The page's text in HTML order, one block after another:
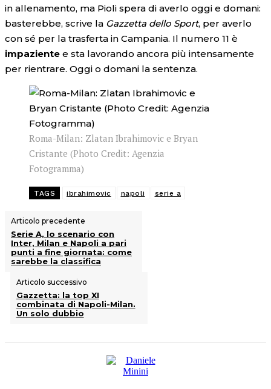
in allenamento, ma Pioli spera di averlo oggi e domani:
basterebbe, scrive la Gazzetta dello Sport, per averlo
con sé per la trasferta in Campania. Il numero 11 è
impaziente e sta lavorando ancora più intensamente
per rientrare. Oggi o domani la sentenza.
Roma-Milan: Zlatan Ibrahimovic e Bryan
Cristante (Photo Credit: Agenzia
Fotogramma)
TAGS ibrahimovic napoli serie a
Articolo precedente
Serie A, lo scenario con
Inter, Milan e Napoli a pari
punti a fine giornata: come
sarebbe la classifica
Articolo successivo
Gazzetta: la top XI
combinata di Napoli-Milan.
Un solo dubbio